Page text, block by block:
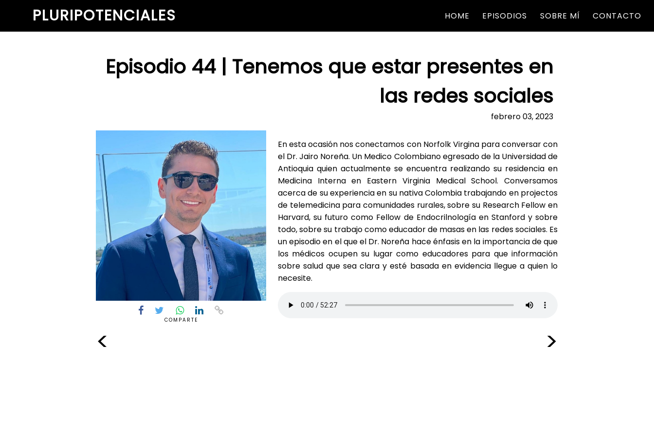
PLURIPOTENCIALES HOME EPISODIOS SOBRE MÍ CONTACTO
Episodio 44 | Tenemos que estar presentes en
las redes sociales
febrero 03, 2023
COMPARTE
En esta ocasión nos conectamos con Norfolk Virgina para conversar con
el Dr. Jairo Noreña. Un Medico Colombiano egresado de la Universidad de
Antioquia quien actualmente se encuentra realizando su residencia en
Medicina Interna en Eastern Virginia Medical School. Conversamos
acerca de su experiencia en su nativa Colombia trabajando en projectos
de telemedicina para comunidades rurales, sobre su Research Fellow en
Harvard, su futuro como Fellow de Endocrilnología en Stanford y sobre
todo, sobre su trabajo como educador de masas en las redes sociales. Es
un episodio en el que el Dr. Noreña hace énfasis en la importancia de que
los médicos ocupen su lugar como educadores para que información
sobre salud que sea clara y esté basada en evidencia llegue a quien lo
necesite.
< >